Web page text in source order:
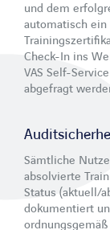
und dem
automatisch
Check-In ins
VAS Self-
abgefragt
Sämtliche
absolvierte
Status (aktuell/
dokumentiert